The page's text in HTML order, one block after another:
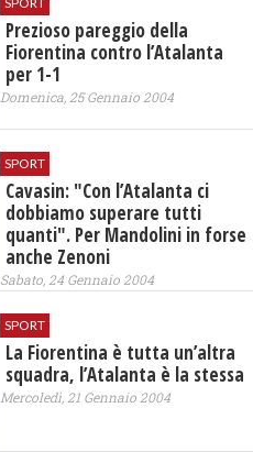
Prezioso pareggio della
Fiorentina contro l’Atalanta
per 1-1
Domenica, 25 Gennaio 2004
SPORT
Cavasin: "Con l’Atalanta ci
dobbiamo superare tutti
quanti". Per Mandolini in forse
anche Zenoni
Sabato, 24 Gennaio 2004
SPORT
La Fiorentina è tutta un’altra
squadra, l’Atalanta è la stessa
Mercoledì, 21 Gennaio 2004